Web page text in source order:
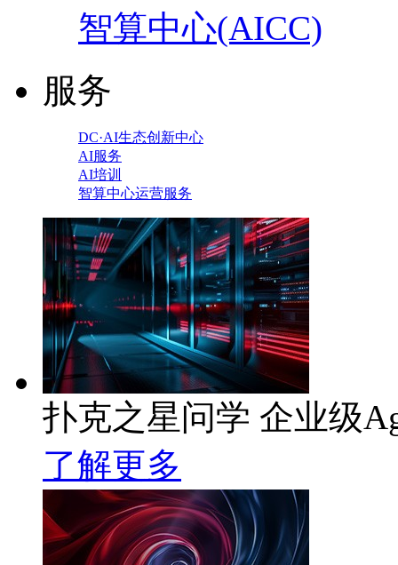
智算中心(AICC)
服务
DC·AI生态创新中心
AI服务
AI培训
智算中心运营服务
扑克之星问学 企业级
了解更多